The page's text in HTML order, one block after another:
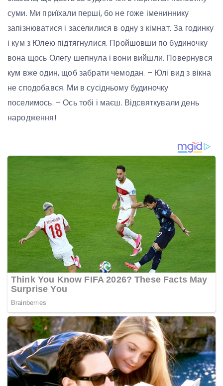
суми. Ми приїхали перші, бо не гоже імениннику
запізнюватися і заселилися в одну з кімнат. За годинку
і кум з Юлею підтягнулися. Пройшовши по будиночку
вона щось Олегу шепнула і вони вийшли. Повернувся
кум вже один, щоб забрати чемодан. – Юлі вид з вікна
не сподобався. Ми в сусідньому будиночку
поселимось. – Ось тобі і маєш. Відсвяткували день
народження!